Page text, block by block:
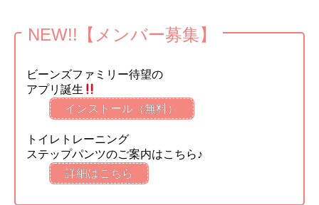
NEW!!【メンバー募集】
ビーンズファミリー待望の
アプリ誕生
インストール（無料）
トイレトレーニング
ステップパンツのご案内はこちら♪
詳細はこちら